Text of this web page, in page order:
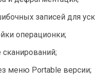
записей для
операционки;
меню Portable версии;